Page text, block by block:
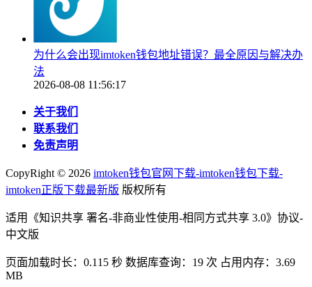
为什么会出现imtoken钱包地址错误？最全原因与解决办
法
2026-08-08 11:56:17
关于我们
联系我们
免责声明
CopyRight © 2026 imtoken钱包官网下载-imtoken钱包下载-
imtoken正版下载最新版 版权所有
适用《知识共享 署名-非商业性使用-相同方式共享 3.0》协议-
中文版
页面加载时长：0.115 秒 数据库查询：19 次 占用内存：3.69
MB